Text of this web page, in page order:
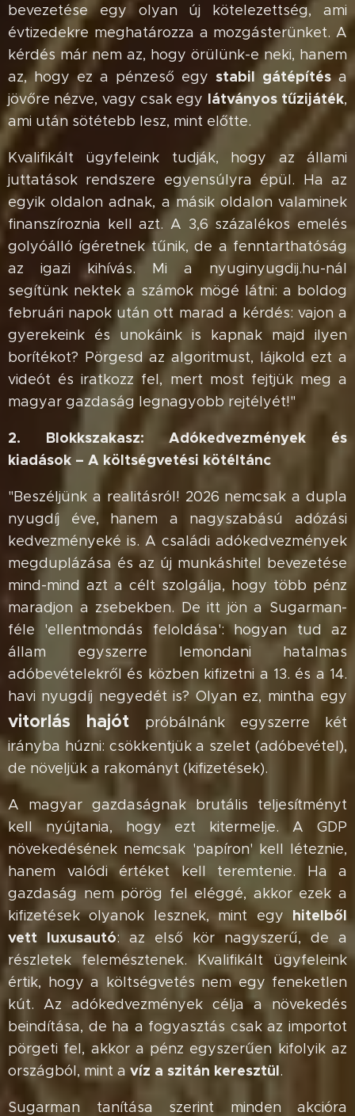
bevezetése egy olyan új kötelezettség, ami
évtizedekre meghatározza a mozgásterünket. A
kérdés már nem az, hogy örülünk-e neki, hanem
az, hogy ez a pénzeső egy stabil gátépítésa
jövőre nézve, vagy csak egy látványos tűzijáték,
ami után sötétebb lesz, mint előtte.
Kvalifikált ügyfeleink tudják, hogy az állami
juttatások rendszere egyensúlyra épül. Ha az
egyik oldalon adnak, a másik oldalon valaminek
finanszíroznia kell azt. A 3,6 százalékos emelés
golyóálló ígéretnek tűnik, de a fenntarthatóság
az igazi kihívás. Mi a nyuginyugdij.hu-nál
segítünk nektek a számok mögé látni: a boldog
februári napok után ott marad a kérdés: vajon a
gyerekeink és unokáink is kapnak majd ilyen
borítékot? Pörgesd az algoritmust, lájkold ezt a
videót és iratkozz fel, mert most fejtjük meg a
magyar gazdaság legnagyobb rejtélyét!"
2. Blokkszakasz: Adókedvezmények és
kiadások – A költségvetési kötéltánc
"Beszéljünk a realitásról! 2026 nemcsak a dupla
nyugdíj éve, hanem a nagyszabású adózási
kedvezményeké is. A családi adókedvezmények
megduplázása és az új munkáshitel bevezetése
mind-mind azt a célt szolgálja, hogy több pénz
maradjon a zsebekben. De itt jön a Sugarman-
féle 'ellentmondás feloldása': hogyan tud az
állam egyszerre lemondani hatalmas
adóbevételekről és közben kifizetni a 13. és a 14.
havi nyugdíj negyedét is? Olyan ez, mintha egy
vitorlás hajót próbálnánk egyszerre két
irányba húzni: csökkentjük a szelet (adóbevétel),
de növeljük a rakományt (kifizetések).
A magyar gazdaságnak brutális teljesítményt
kell nyújtania, hogy ezt kitermelje. A GDP
növekedésének nemcsak 'papíron' kell léteznie,
hanem valódi értéket kell teremtenie. Ha a
gazdaság nem pörög fel eléggé, akkor ezek a
kifizetések olyanok lesznek, mint egy hitelből
vett luxusautó: az első kör nagyszerű, de a
részletek felemésztenek. Kvalifikált ügyfeleink
értik, hogy a költségvetés nem egy feneketlen
kút. Az adókedvezmények célja a növekedés
beindítása, de ha a fogyasztás csak az importot
pörgeti fel, akkor a pénz egyszerűen kifolyik az
országból, mint a víz a szitán keresztül.
Sugarman tanítása szerint minden akcióra